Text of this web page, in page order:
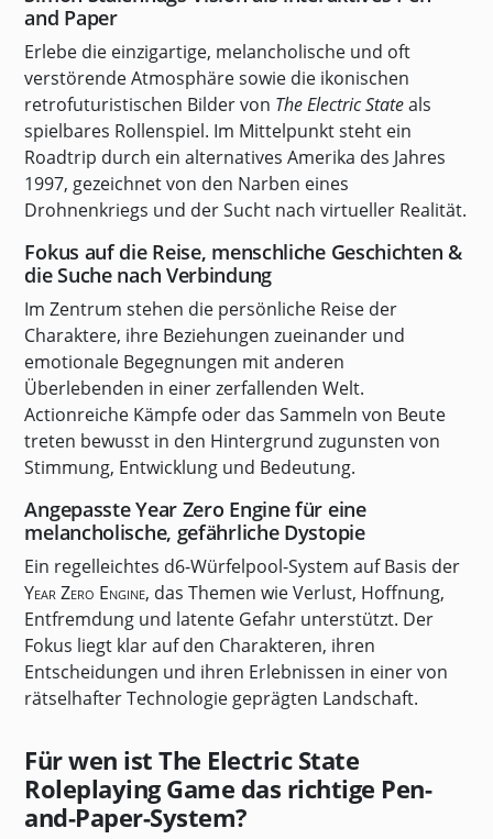
and Paper
Erlebe die einzigartige, melancholische und oft
verstörende Atmosphäre sowie die ikonischen
retrofuturistischen Bilder von The Electric Stateals
spielbares Rollenspiel. Im Mittelpunkt steht ein
Roadtrip durch ein alternatives Amerika des Jahres
1997, gezeichnet von den Narben eines
Drohnenkriegs und der Sucht nach virtueller Realität.
Fokus auf die Reise, menschliche Geschichten &
die Suche nach Verbindung
Im Zentrum stehen die persönliche Reise der
Charaktere, ihre Beziehungen zueinander und
emotionale Begegnungen mit anderen
Überlebenden in einer zerfallenden Welt.
Actionreiche Kämpfe oder das Sammeln von Beute
treten bewusst in den Hintergrund zugunsten von
Stimmung, Entwicklung und Bedeutung.
Angepasste Year Zero Engine für eine
melancholische, gefährliche Dystopie
Ein regelleichtes d6-Würfelpool-System auf Basis der
Year Zero Engine, das Themen wie Verlust, Hoffnung,
Entfremdung und latente Gefahr unterstützt. Der
Fokus liegt klar auf den Charakteren, ihren
Entscheidungen und ihren Erlebnissen in einer von
rätselhafter Technologie geprägten Landschaft.
Für wen ist The Electric State
Roleplaying Game das richtige Pen-
and-Paper-System?